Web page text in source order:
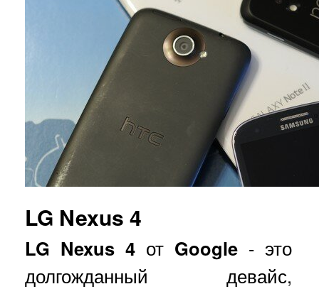
LG Nexus 4
LG Nexus 4 от Google - это
долгожданный девайс,